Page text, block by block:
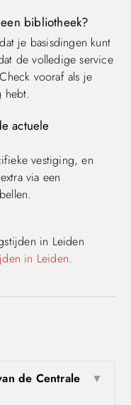
bibliotheek?
je basisdingen kunt
de volledige service
vooraf als je
hebt.
actuele
vestiging, en
via een
in Leiden
in Leiden.
de Centrale
▼